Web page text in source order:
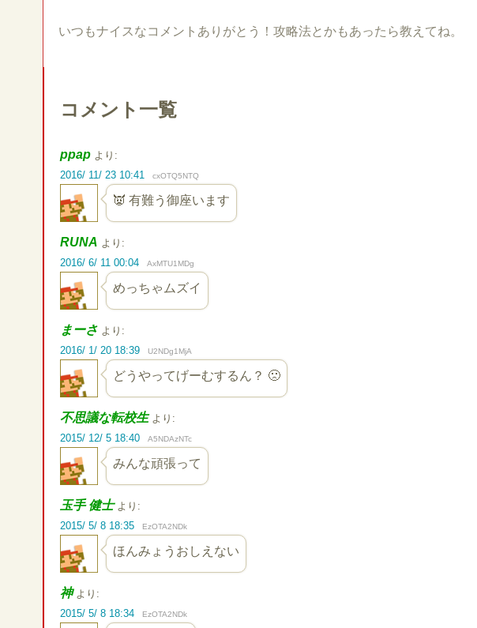
いつもナイスなコメントありがとう！攻略法とかもあったら教えてね。
コメント一覧
ppap より:
2016/ 11/ 23 10:41
cxOTQ5NTQ
👿 有難う御座います
RUNA より:
2016/ 6/ 11 00:04
AxMTU1MDg
めっちゃムズイ
まーさ より:
2016/ 1/ 20 18:39
U2NDg1MjA
どうやってげーむするん？ 🙁
不思議な転校生 より:
2015/ 12/ 5 18:40
A5NDAzNTc
みんな頑張って
玉手 健士 より:
2015/ 5/ 8 18:35
EzOTA2NDk
ほんみょうおしえない
神 より:
2015/ 5/ 8 18:34
EzOTA2NDk